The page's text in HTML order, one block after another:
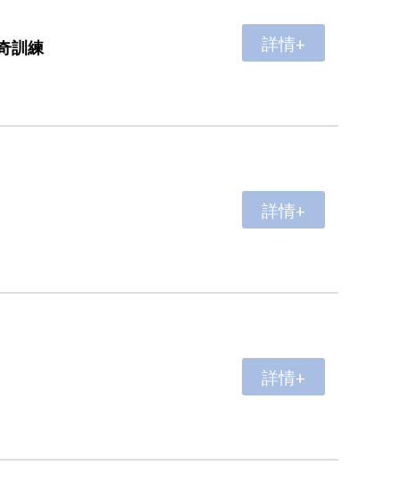
訓練 詳情+
詳情+
詳情+